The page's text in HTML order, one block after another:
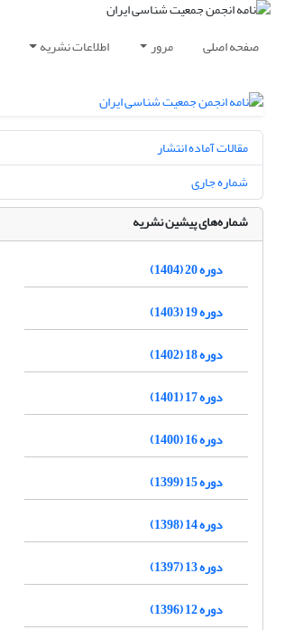
صفحه اصلی مرور اطلاعات نشریه
مقالات آماده انتشار
شماره جاری
شماره‌های پیشین نشریه
دوره 20 (1404)
دوره 19 (1403)
دوره 18 (1402)
دوره 17 (1401)
دوره 16 (1400)
دوره 15 (1399)
دوره 14 (1398)
دوره 13 (1397)
دوره 12 (1396)